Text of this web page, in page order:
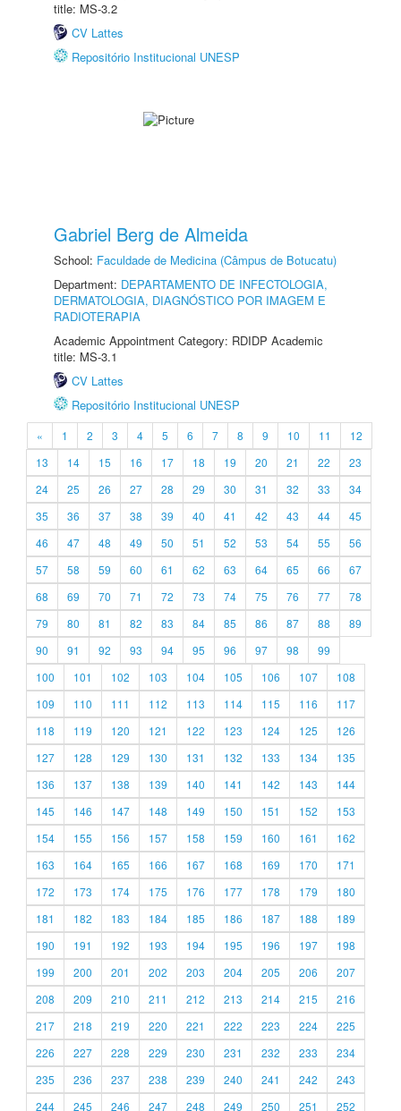
title: MS-3.2
CV Lattes
Repositório Institucional UNESP
Gabriel Berg de Almeida
School: Faculdade de Medicina (Câmpus de Botucatu)
Department: DEPARTAMENTO DE INFECTOLOGIA,
DERMATOLOGIA, DIAGNÓSTICO POR IMAGEM E
RADIOTERAPIA
Academic Appointment Category: RDIDP Academic
title: MS-3.1
CV Lattes
Repositório Institucional UNESP
« 1 2 3 4 5 6 7 8 9 10 11
12
13
14 15 16 17 18 19 20 21 22
23
24
25 26 27 28 29 30 31 32 33
34
35
36 37 38 39 40 41 42 43 44
45
46
47 48 49 50 51 52 53 54 55
56
57
58 59 60 61 62 63 64 65 66
67
68
69 70 71 72 73 74 75 76 77
78
79
80 81 82 83 84 85 86 87 88
89
90
91 92 93 94 95 96 97 98
99
100
101 102 103 104 105 106 107
108
109
110 111 112 113 114 115 116
117
118
119 120 121 122 123 124 125
126
127
128 129 130 131 132 133 134
135
136
137 138 139 140 141 142 143
144
145
146 147 148 149 150 151 152
153
154
155 156 157 158 159 160 161
162
163
164 165 166 167 168 169 170
171
172
173 174 175 176 177 178 179
180
181
182 183 184 185 186 187 188
189
190
191 192 193 194 195 196 197
198
199
200 201 202 203 204 205 206
207
208
209 210 211 212 213 214 215
216
217
218 219 220 221 222 223 224
225
226
227 228 229 230 231 232 233
234
235
236 237 238 239 240 241 242
243
244
245 246 247 248 249 250 251 252